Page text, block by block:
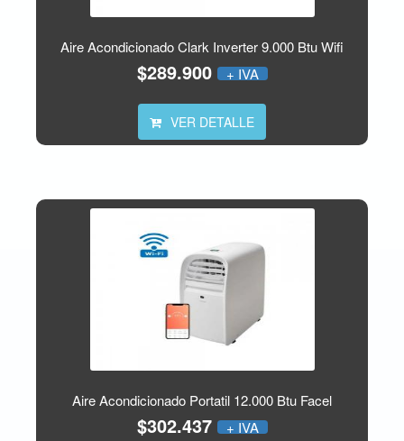
Aire Acondicionado Clark Inverter 9.000 Btu Wifi
$289.900 + IVA
VER DETALLE
Aire Acondicionado Portatil 12.000 Btu Facel
$302.437 + IVA